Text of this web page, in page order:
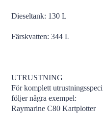
Dieseltank: 130 L
Färskvatten: 344 L
UTRUSTNING
För komplett
följer några exempel:
Raymarine C80 Kartplotter